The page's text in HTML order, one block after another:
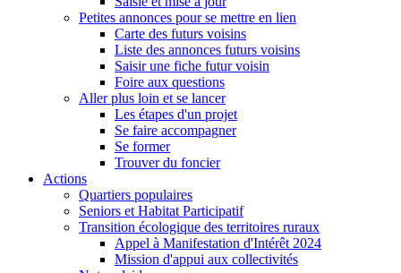
Petites annonces pour se mettre en lien
Carte des futurs voisins
Liste des annonces futurs voisins
Saisir une fiche futur voisin
Foire aux questions
Aller plus loin et se lancer
Les étapes d'un projet
Se faire accompagner
Se former
Trouver du foncier
Actions
Quartiers populaires
Seniors et Habitat Participatif
Transition écologique des territoires ruraux
Appel à Manifestation d'Intérêt 2024
Mission d'appui aux collectivités